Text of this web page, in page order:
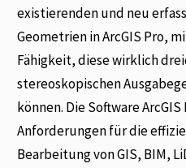
existierenden und neu
Geometrien in ArcGIS Pro,
Fähigkeit, diese wirklich
stereoskopischen
können. Die Software
Anforderungen für die
Bearbeitung von GIS, BIM,